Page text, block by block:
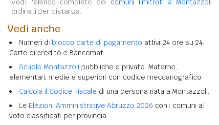
Vedi l'elenco completo dei comuni limitrofi a Montazzoli
ordinati per distanza.
Vedi anche
Numeri di blocco carte di pagamento attivi 24 ore su 24.
Carte di credito e Bancomat.
Scuole Montazzoli pubbliche e private. Materne,
elementari, medie e superiori con codice meccanografico.
Calcola il Codice Fiscale di una persona nata a Montazzoli.
Le Elezioni Amministrative Abruzzo 2026 con i comuni al
voto classificati per provincia.